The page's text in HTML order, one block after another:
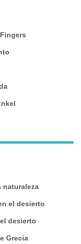
naturaleza
el desierto
desierto
Grecia